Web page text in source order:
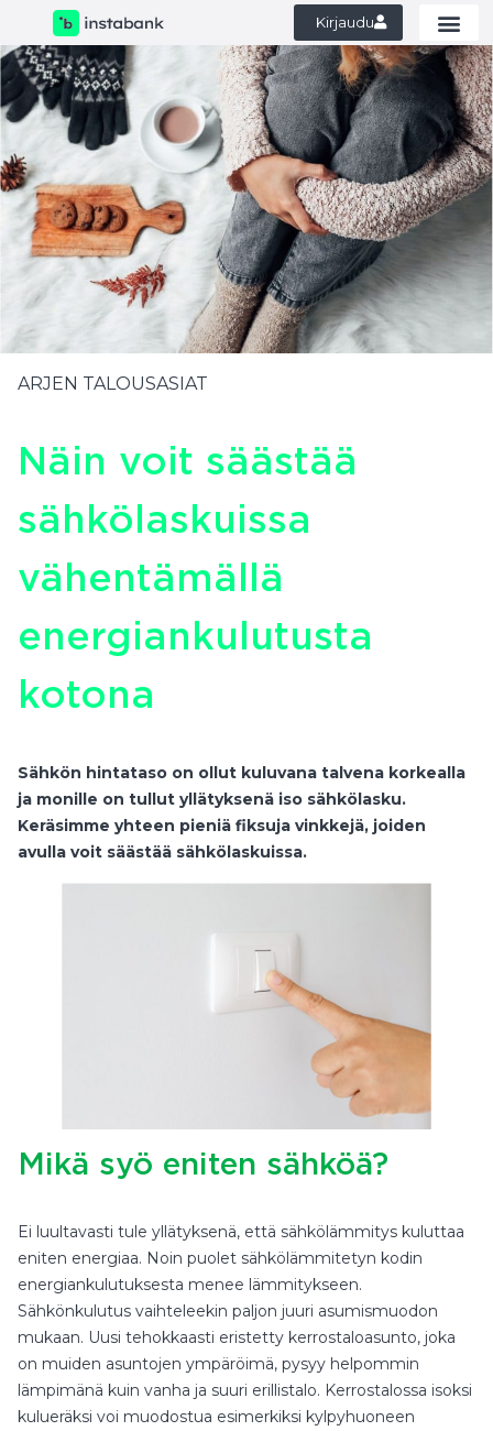
Kirjaudu
ARJEN TALOUSASIAT
Näin voit säästää
sähkölaskuissa
vähentämällä
energiankulutusta
kotona
Sähkön hintataso on ollut kuluvana talvena korkealla
ja monille on tullut yllätyksenä iso sähkölasku.
Keräsimme yhteen pieniä fiksuja vinkkejä, joiden
avulla voit säästää sähkölaskuissa.
Mikä syö eniten sähköä?
Ei luultavasti tule yllätyksenä, että sähkölämmitys kuluttaa
eniten energiaa. Noin puolet sähkölämmitetyn kodin
energiankulutuksesta menee lämmitykseen.
Sähkönkulutus vaihteleekin paljon juuri asumismuodon
mukaan. Uusi tehokkaasti eristetty kerrostaloasunto, joka
on muiden asuntojen ympäröimä, pysyy helpommin
lämpimänä kuin vanha ja suuri erillistalo. Kerrostalossa isoksi
kulueräksi voi muodostua esimerkiksi kylpyhuoneen